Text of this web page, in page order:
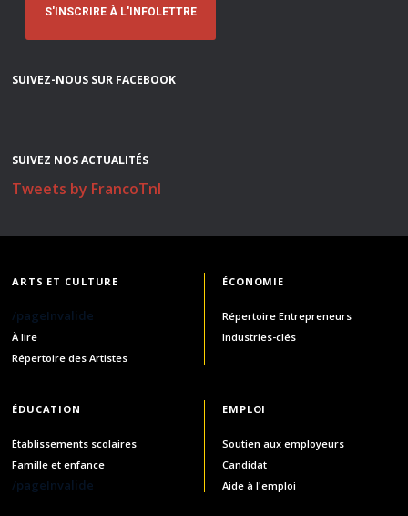
S'INSCRIRE À L'INFOLETTRE
SUIVEZ-NOUS SUR FACEBOOK
SUIVEZ NOS ACTUALITÉS
Tweets by FrancoTnl
ARTS ET CULTURE
/pageInvalide
À lire
Répertoire des Artistes
ÉCONOMIE
Répertoire Entrepreneurs
Industries-clés
ÉDUCATION
Établissements scolaires
Famille et enfance
/pageInvalide
EMPLOI
Soutien aux employeurs
Candidat
Aide à l'emploi